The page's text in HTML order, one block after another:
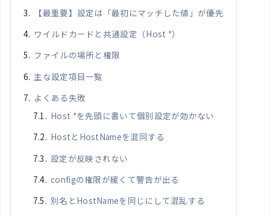
【最重要】設定は「最初にマッチした値」が優先
ワイルドカードと共通設定（Host *）
ファイルの場所と権限
主な設定項目一覧
よくある失敗
Host *を先頭に書いて個別設定が効かない
HostとHostNameを混同する
設定が反映されない
configの権限が緩くて警告が出る
別名とHostNameを同じにして混乱する